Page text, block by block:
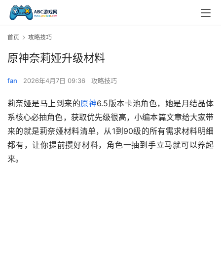
首页 攻略技巧
原神奈莉娅升级材料
fan 2026年4月7日 09:36 攻略技巧
莉奈娅是马上到来的原神6.5版本卡池角色，她是月结晶体
系核心必抽角色，获取优先级很高，小编本篇文章给大家带
来的就是莉奈娅材料清单，从1到90级的所有需求材料明细
都有，让你提前攒好材料，角色一抽到手立马就可以养起
来。